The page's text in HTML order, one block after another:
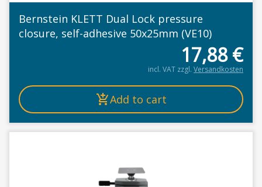
Bernstein KLETT Dual Lock pressure
closure, self-adhesive 50x25mm (VE10)
17,88€
incl. VAT zzgl. Versandkosten
Add to cart